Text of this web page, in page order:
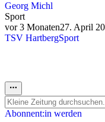
Georg Michl
Sport
vor 3 Monaten27. April
TSV HartbergSport
Abonnent:in werden